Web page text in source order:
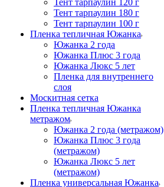
Тент тарпаулин 120 г
Тент тарпаулин 180 г
Тент тарпаулин 100 г
Пленка тепличная Южанка
Южанка 2 года
Южанка Плюс 3 года
Южанка Люкс 5 лет
Пленка для внутреннего
слоя
Москитная сетка
Пленка тепличная Южанка
метражом
Южанка 2 года (метражом)
Южанка Плюс 3 года
(метражом)
Южанка Люкс 5 лет
(метражом)
Пленка универсальная Южанка